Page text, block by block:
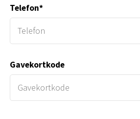
Telefon*
Gavekortkode